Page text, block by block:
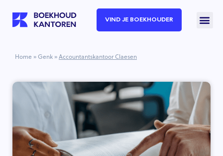
VIND JE BOEKHOUDER
Home »Genk »Accountantskantoor Claesen